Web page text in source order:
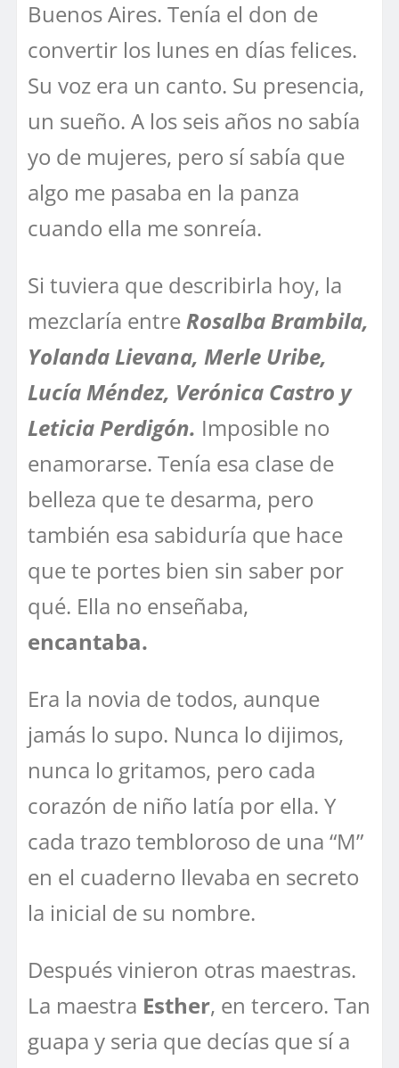
Buenos Aires. Tenía el don de
convertir los lunes en días felices.
Su voz era un canto. Su presencia,
un sueño. A los seis años no sabía
yo de mujeres, pero sí sabía que
algo me pasaba en la panza
cuando ella me sonreía.
Si tuviera que describirla hoy, la
mezclaría entreRosalba Brambila,
Yolanda Lievana, Merle Uribe,
Lucía Méndez, Verónica Castro y
Leticia Perdigón. Imposible no
enamorarse. Tenía esa clase de
belleza que te desarma, pero
también esa sabiduría que hace
que te portes bien sin saber por
qué. Ella no enseñaba,
encantaba.
Era la novia de todos, aunque
jamás lo supo. Nunca lo dijimos,
nunca lo gritamos, pero cada
corazón de niño latía por ella. Y
cada trazo tembloroso de una “M”
en el cuaderno llevaba en secreto
la inicial de su nombre.
Después vinieron otras maestras.
La maestra Esther, en tercero. Tan
guapa y seria que decías que sí a